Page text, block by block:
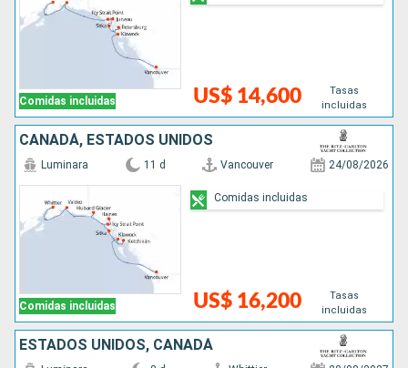
Comidas incluidas US$ 14,600
Tasas
incluidas
CANADÁ, ESTADOS UNIDOS
Comidas incluidas
Luminara 11 d Vancouver 24/08/2026
US$ 16,200
Tasas
incluidas
Comidas incluidas
ESTADOS UNIDOS, CANADÁ